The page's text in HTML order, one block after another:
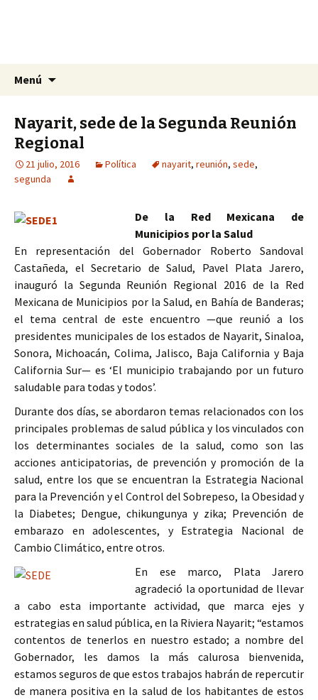
La Yunta de Tepic
La nueva opción en información
Menú
Nayarit, sede de la Segunda Reunión
Regional
21 julio, 2016 Política nayarit, reunión, sede,
segunda
De la Red Mexicana de
Municipios por la Salud
En representación del Gobernador Roberto Sandoval
Castañeda, el Secretario de Salud, Pavel Plata Jarero,
inauguró la Segunda Reunión Regional 2016 de la Red
Mexicana de Municipios por la Salud, en Bahía de Banderas;
el tema central de este encuentro —que reunió a los
presidentes municipales de los estados de Nayarit, Sinaloa,
Sonora, Michoacán, Colima, Jalisco, Baja California y Baja
California Sur— es ‘El municipio trabajando por un futuro
saludable para todas y todos’.
Durante dos días, se abordaron temas relacionados con los
principales problemas de salud pública y los vinculados con
los determinantes sociales de la salud, como son las
acciones anticipatorias, de prevención y promoción de la
salud, entre los que se encuentran la Estrategia Nacional
para la Prevención y el Control del Sobrepeso, la Obesidad y
la Diabetes; Dengue, chikungunya y zika; Prevención de
embarazo en adolescentes, y Estrategia Nacional de
Cambio Climático, entre otros.
En ese marco, Plata Jarero
agradeció la oportunidad de llevar
a cabo esta importante actividad, que marca ejes y
estrategias en salud pública, en la Riviera Nayarit; “estamos
contentos de tenerlos en nuestro estado; a nombre del
Gobernador, les damos la más calurosa bienvenida,
estamos seguros de que estos trabajos habrán de repercutir
de manera positiva en la salud de los habitantes de estos